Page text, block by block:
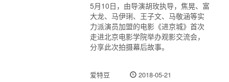
5月10日，由导演胡玫执导，焦晃、富
大龙、马伊琍、王子文、马敬涵等实
力派演员加盟的电影《进京城》首次
走进北京电影学院举办观影交流会，
分享此次拍摄幕后故事。
爱特豆 2018-05-21